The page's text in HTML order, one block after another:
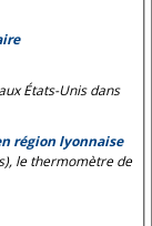
États-Unis dans
région lyonnaise
le thermomètre de